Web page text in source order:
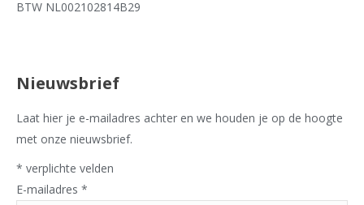
BTW NL002102814B29
Nieuwsbrief
Laat hier je e-mailadres achter en we houden je op de hoogte
met onze nieuwsbrief.
* verplichte velden
E-mailadres *